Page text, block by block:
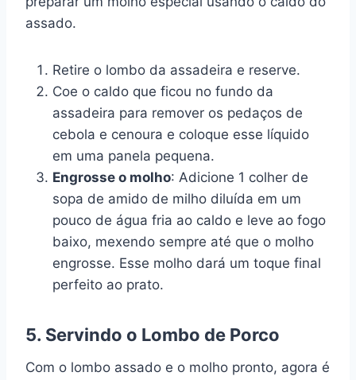
assado.
Retire o lombo da assadeira e reserve.
Coe o caldo que ficou no fundo da
assadeira para remover os pedaços de
cebola e cenoura e coloque esse líquido
em uma panela pequena.
Engrosse o molho: Adicione 1 colher de
sopa de amido de milho diluída em um
pouco de água fria ao caldo e leve ao fogo
baixo, mexendo sempre até que o molho
engrosse. Esse molho dará um toque final
perfeito ao prato.
5. Servindo o Lombo de Porco
Com o lombo assado e o molho pronto, agora é